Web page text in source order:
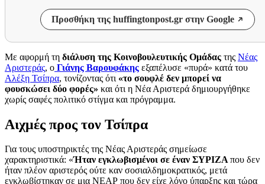
Προσθήκη της huffingtonpost.gr στην Google
Mε αφορμή τη διάλυση της Κοινοβουλευτικής Ομάδας της Νέας
Αριστεράς, ο Γιάνης Βαρουφάκης εξαπέλυσε «πυρά» κατά του
Αλέξη Τσίπρα, τονίζοντας ότι «το σουφλέ δεν μπορεί να
φουσκώσει δύο φορές» και ότι η Νέα Αριστερά δημιουργήθηκε
χωρίς σαφές πολιτικό στίγμα και πρόγραμμα.
Αιχμές προς τον Τσίπρα
Για τους υποστηρικτές της Νέας Αριστεράς σημείωσε
χαρακτηριστικά: «Ήταν εγκλωβισμένοι σε έναν ΣΥΡΙΖΑπου δεν
ήταν πλέον αριστερός ούτε καν σοσιαλδημοκρατικός, μετά
εγκλωβίστηκαν σε μια ΝΕΑΡ που δεν είχε λόγο ύπαρξης και τώρα